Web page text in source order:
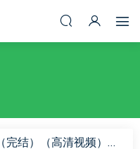
芝麻学社戏剧启蒙—十大艺术家（完结）（高清视频）百度网盘